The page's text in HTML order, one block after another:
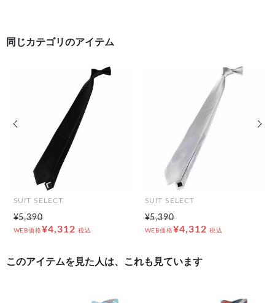
同じカテゴリのアイテム
SUIT SELECT
¥5,390
WEB価格¥4,312 税込
SUIT SELECT
¥5,390
WEB価格¥4,312 税込
前の画像
このアイテムを見た人は、これも見ています